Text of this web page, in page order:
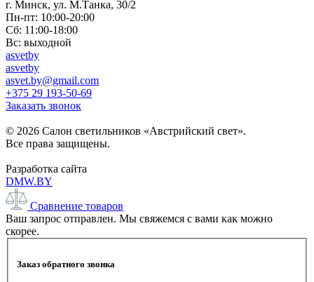
г. Минск, ул. М.Танка, 30/2
Пн-пт: 10:00-20:00
Сб: 11:00-18:00
Вс: выходной
asvetby
asvetby
asvet.by@gmail.com
+375 29 193-50-69
Заказать звонок
© 2026 Салон светильников «Австрийский свет».
Все права защищены.
Разработка сайта
DMW.BY
Сравнение товаров
Ваш запрос отправлен. Мы свяжемся с вами как можно
скорее.
Заказ обратного звонка